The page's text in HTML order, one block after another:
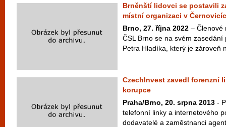
Brněnští lidovci se postavili
místní organizaci v
Brno, 27. října 2022 – Členové
ČSL Brno se na svém
Petra Hladíka, který je zároveň
CzechInvest zavedl forenzní
korupce
Praha/Brno, 20. srpna 2013 -
telefonní linky a internetového
dodavatelé a zaměstnanci